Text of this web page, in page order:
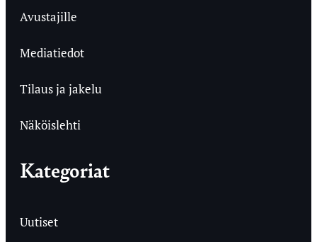
Avustajille
Mediatiedot
Tilaus ja jakelu
Näköislehti
Kategoriat
Uutiset